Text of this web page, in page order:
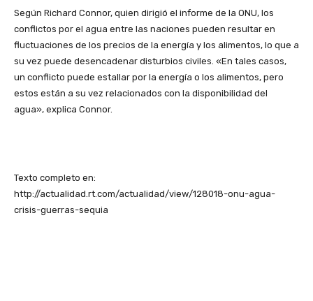
Según Richard Connor, quien dirigió el informe de la ONU, los
conflictos por el agua entre las naciones pueden resultar en
fluctuaciones de los precios de la energía y los alimentos, lo que a
su vez puede desencadenar disturbios civiles. «En tales casos,
un conflicto puede estallar por la energía o los alimentos, pero
estos están a su vez relacionados con la disponibilidad del
agua», explica Connor.
Texto completo en:
http://actualidad.rt.com/actualidad/view/128018-onu-agua-
crisis-guerras-sequia